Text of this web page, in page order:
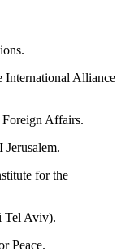
International Alliance
Affairs.
for the
Tel Aviv).
Peace.